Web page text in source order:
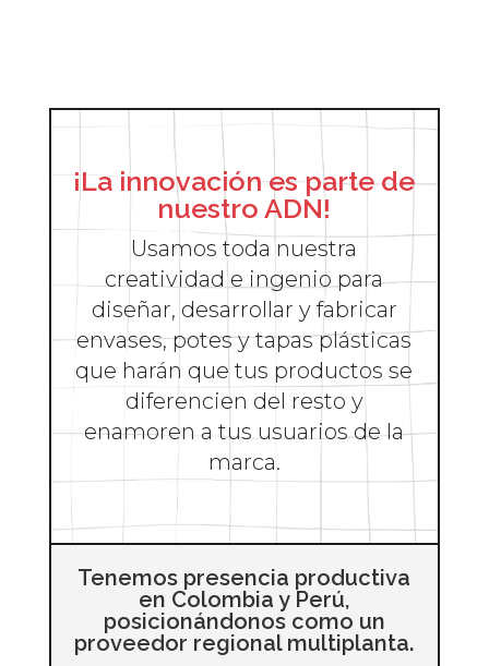
¡La innovación es parte de
nuestro ADN!
Usamos toda nuestra
creatividad e ingenio para
diseñar, desarrollar y fabricar
envases, potes y tapas plásticas
que harán que tus productos se
diferencien del resto y
enamoren a tus usuarios de la
marca.
Tenemos presencia productiva
en Colombia y Perú,
posicionándonos como un
proveedor regional multiplanta.